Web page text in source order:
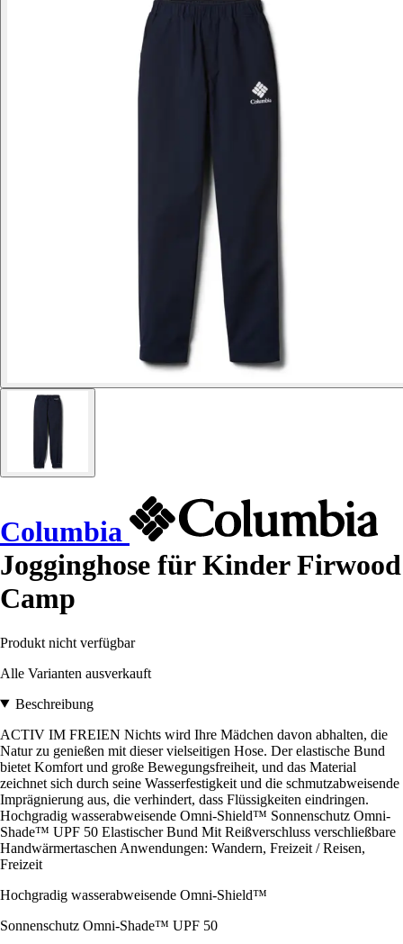
Columbia
Jogginghose für Kinder Firwood
Camp
Produkt nicht verfügbar
Alle Varianten ausverkauft
Beschreibung
ACTIV IM FREIEN Nichts wird Ihre Mädchen davon abhalten, die
Natur zu genießen mit dieser vielseitigen Hose. Der elastische Bund
bietet Komfort und große Bewegungsfreiheit, und das Material
zeichnet sich durch seine Wasserfestigkeit und die schmutzabweisende
Imprägnierung aus, die verhindert, dass Flüssigkeiten eindringen.
Hochgradig wasserabweisende Omni-Shield™ Sonnenschutz Omni-
Shade™ UPF 50 Elastischer Bund Mit Reißverschluss verschließbare
Handwärmertaschen Anwendungen: Wandern, Freizeit / Reisen,
Freizeit
Hochgradig wasserabweisende Omni-Shield™
Sonnenschutz Omni-Shade™ UPF 50